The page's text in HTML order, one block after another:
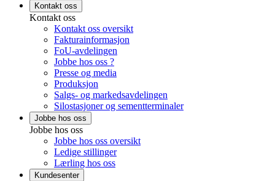
Kontakt oss
Kontakt oss
Kontakt oss oversikt
Fakturainformasjon
FoU-avdelingen
Jobbe hos oss ?
Presse og media
Produksjon
Salgs- og markedsavdelingen
Silostasjoner og sementterminaler
Jobbe hos oss
Jobbe hos oss
Jobbe hos oss oversikt
Ledige stillinger
Lærling hos oss
Kundesenter